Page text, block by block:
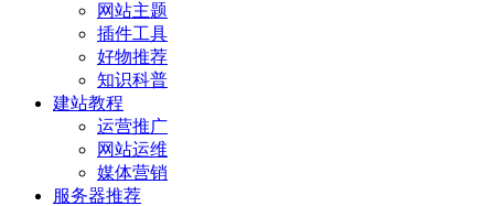
网站主题
插件工具
好物推荐
知识科普
建站教程
运营推广
网站运维
媒体营销
服务器推荐